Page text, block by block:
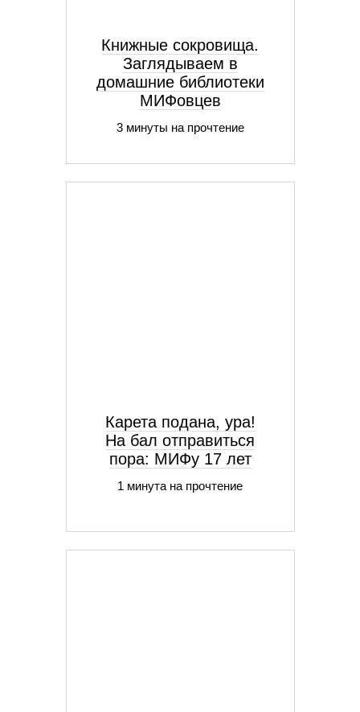
Книжные сокровища.
Заглядываем в
домашние библиотеки
МИФовцев
3 минуты на прочтение
Карета подана, ура!
На бал отправиться
пора: МИФу 17 лет
1 минута на прочтение